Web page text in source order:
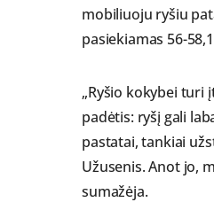
mobiliuoju ryšiu
pasiekiamas 56-
„Ryšio kokybei turi
padėtis: ryšį gali
pastatai, tankiai
Užusenis. Anot jo,
sumažėja.